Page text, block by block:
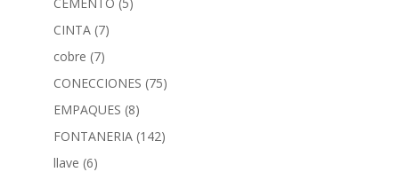
CINTA (7)
cobre (7)
CONECCIONES (75)
EMPAQUES (8)
FONTANERIA (142)
llave (6)